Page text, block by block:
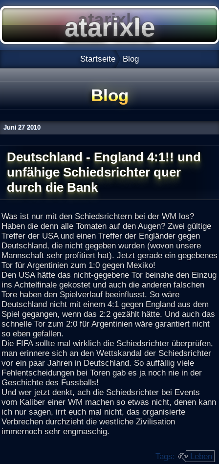
Startseite Blog
Blog
Juni 27 2010
Deutschland - England 4:1!! und
unfähige Schiedsrichter quer
durch die Bank
Was ist nur mit den Schiedsrichtern bei der WM los?
Haben die denn alle Tomaten auf den Augen? Zwei gültige
Treffer der USA und einen Treffer der Engländer gegen
Deutschland, die nicht gegeben wurden (wovon unsere
Mannschaft sehr profitiert hat). Jetzt gerade ein gegebenes
Tor für Argentinien zum 1:0 gegen Mexiko!
Den USA hätte das nicht-gegebene Tor beinahe den Einzug
ins Achtelfinale gekostet und auch die anderen falschen
Tore haben den Spielverlauf beeinflusst. So wäre
Deutschland nicht mit einem 4:1 gegen England aus dem
Spiel gegangen, wenn das 2:2 gezählt hätte. Und auch das
schnelle Tor zum 2:0 für Argentinien wäre garantiert nicht
so eben gefallen.
Die FIFA sollte mal wirklich die Schiedsrichter überprüfen,
man erinnere sich an den Wettskandal der Schiedsrichter
vor ein paar Jahren in Deutschland. So auffällig viele
Fehlentscheidungen bei Toren gab es ja noch nie in der
Geschichte des Fussballs!
Und wer jetzt denkt, ach die Schiedsrichter bei Events
vom Kaliber einer WM machen so etwas nicht, denen kann
ich nur sagen, irrt euch mal nicht, das organisierte
Verbrechen durchzieht die westliche Zivilisation
immernoch sehr engmaschig.
Tags: Leben